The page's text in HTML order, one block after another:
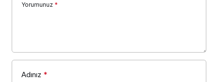
Yorumunuz *
Adınız *